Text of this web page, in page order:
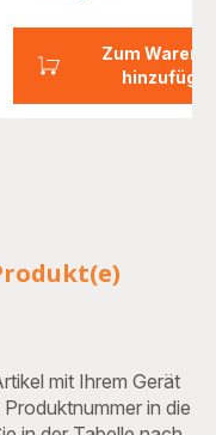
Zum
mit Ihrem Gerät
in die